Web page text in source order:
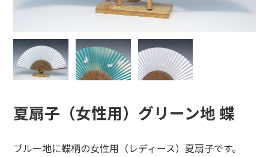
夏扇子（女性用）グリーン地 蝶
ブルー地に蝶柄の女性用（レディース）夏扇子です。